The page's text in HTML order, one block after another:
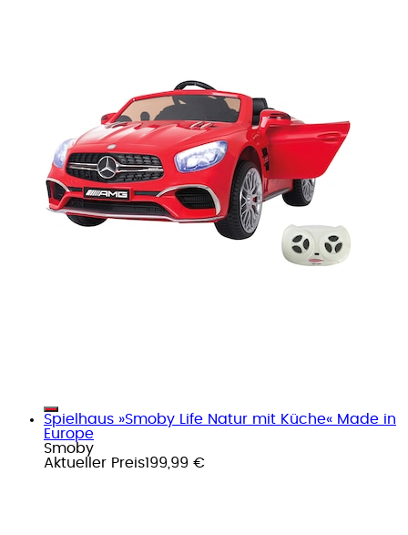
Spielhaus »Smoby Life Natur mit Küche« Made in
Europe
Smoby
Aktueller Preis199,99 €